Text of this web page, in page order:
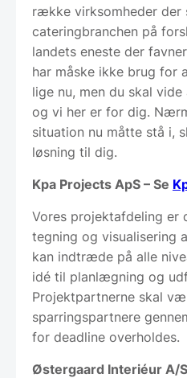
række virksomheder der
cateringbranchen på
landets eneste der
har måske ikke brug for
lige nu, men du skal
og vi her er for dig.
situation nu måtte stå i,
løsning til dig.
Kpa Projects ApS – Se
Vores projektafdeling er
tegning og visualisering
kan indtræde på alle
idé til planlægning og
Projektpartnerne skal
sparringspartnere
for deadline overholdes.
Østergaard Interiéur A/S